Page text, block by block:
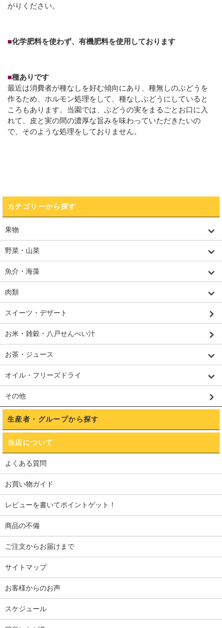
がりください。
■化学肥料を使わず、有機肥料を使用しております
■種ありです
最近は消費者が種なしを好む傾向にあり、種無しのぶどうを
作るため、ホルモン処理をして、種なしぶどうにしていると
ころもあります。当園では、ぶどうの実をまるごとお口に入
れて、皮と実の間の濃厚な旨みを味わっていただきたいの
で、そのような処理をしておりません。
カテゴリーから探す
果物
野菜・山菜
魚介・海藻
肉類
スイーツ・デザート
お米・雑穀・八戸せんべい汁
お茶・ジュース
オイル・フリーズドライ
その他
生産者・グループから探す
当店について
よくある質問
お買い物ガイド
レビューを書いてポイントゲット！
商品の不備
ご注文からお届けまで
サイトマップ
お客様からのお声
スケジュール